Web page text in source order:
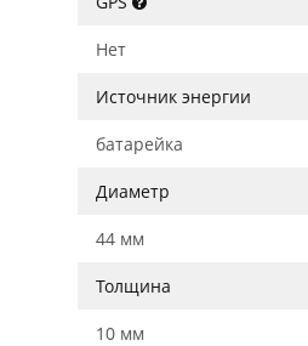
Нет
Источник энергии
батарейка
Диаметр
44 мм
Толщина
10 мм